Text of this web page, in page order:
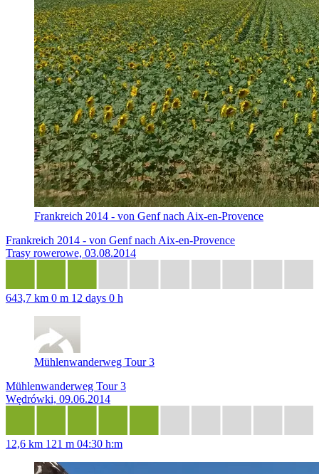
Frankreich 2014 - von Genf nach Aix-en-Provence
Frankreich 2014 - von Genf nach Aix-en-Provence
Trasy rowerowe, 03.08.2014
643,7 km 0 m 12 days 0 h
Mühlenwanderweg Tour 3
Mühlenwanderweg Tour 3
Wędrówki, 09.06.2014
12,6 km 121 m 04:30 h:m